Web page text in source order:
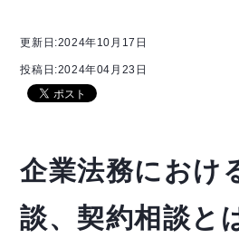
更新日:2024年10月17日
投稿日:2024年04月23日
企業法務におけ
談、契約相談と